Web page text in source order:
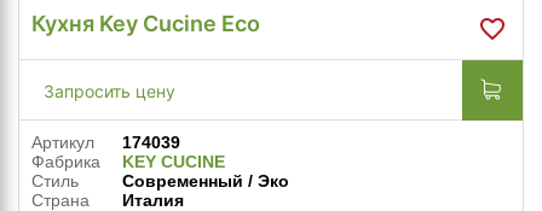
Кухня Key Cucine Eco
Запросить цену
Артикул
174039
Фабрика
KEY CUCINE
Стиль
Современный / Эко
Страна
Италия